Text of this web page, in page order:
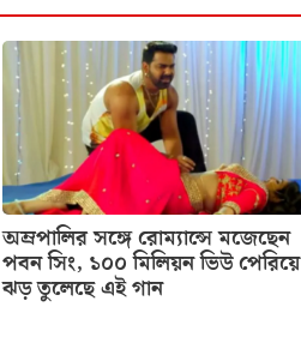
অম্রপালির সঙ্গে রোম্যান্সে মজেছেন
পবন সিং, ১০০ মিলিয়ন ভিউ পেরিয়ে
ঝড় তুলেছে এই গান